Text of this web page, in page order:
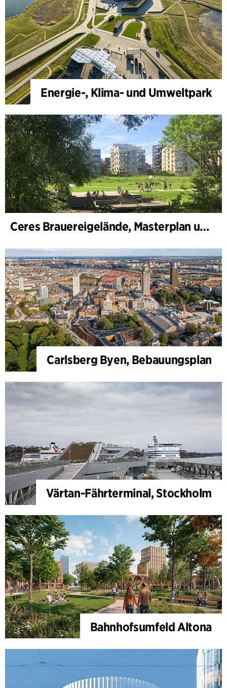
Energie-, Klima- und Umweltpark
Ceres Brauereigelände, Masterplan und Bebauungsplan
Carlsberg Byen, Bebauungsplan
Värtan-Fährterminal, Stockholm
Bahnhofsumfeld Altona